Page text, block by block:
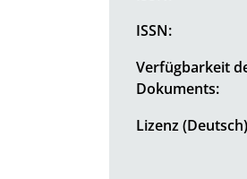
ISSN:
Verfügbarkeit
Dokuments:
Lizenz